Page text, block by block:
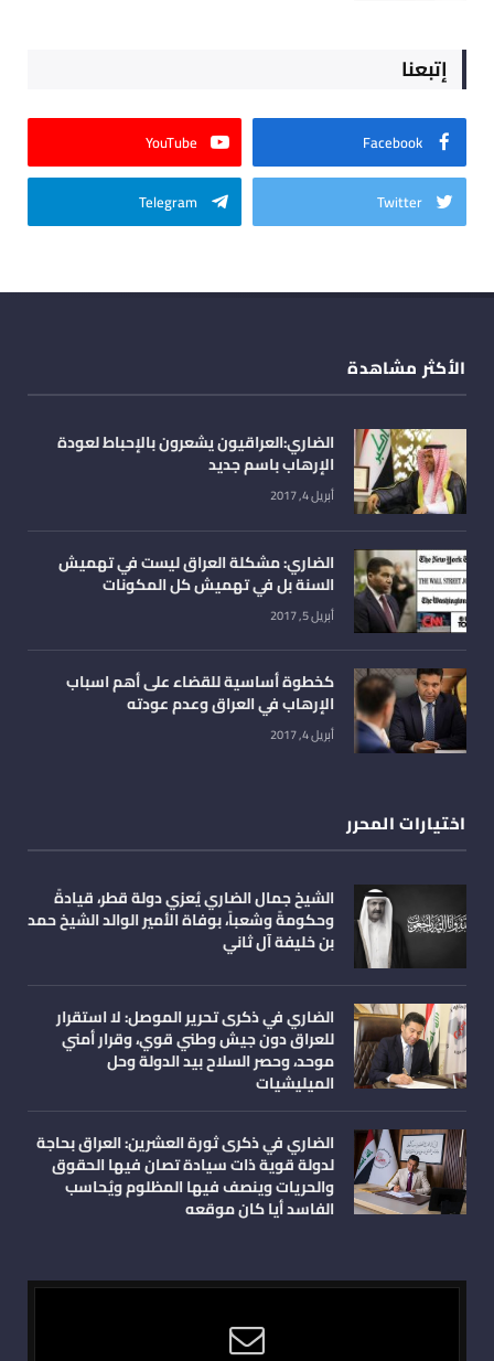
إتبعنا
Facebook
YouTube
Twitter
Telegram
الأكثر مشاهدة
الضاري:العراقيون يشعرون بالإحباط لعودة
الإرهاب باسم جديد
أبريل 4, 2017
الضاري: مشكلة العراق ليست في تهميش
السنة بل في تهميش كل المكونات
أبريل 5, 2017
كخطوة أساسية للقضاء على أهم اسباب
الإرهاب في العراق وعدم عودته
أبريل 4, 2017
اختيارات المحرر
الشيخ جمال الضاري يُعزي دولة قطر، قيادةً
وحكومةً وشعباً، بوفاة الأمير الوالد الشيخ حمد
بن خليفة آل ثاني
الضاري في ذكرى تحرير الموصل: لا استقرار
للعراق دون جيش وطني قوي، وقرار أمني
موحد، وحصر السلاح بيد الدولة وحل
الميليشيات
الضاري في ذكرى ثورة العشرين: العراق بحاجة
لدولة قوية ذات سيادة تصان فيها الحقوق
والحريات وينصف فيها المظلوم ويُحاسب
الفاسد أيا كان موقعه